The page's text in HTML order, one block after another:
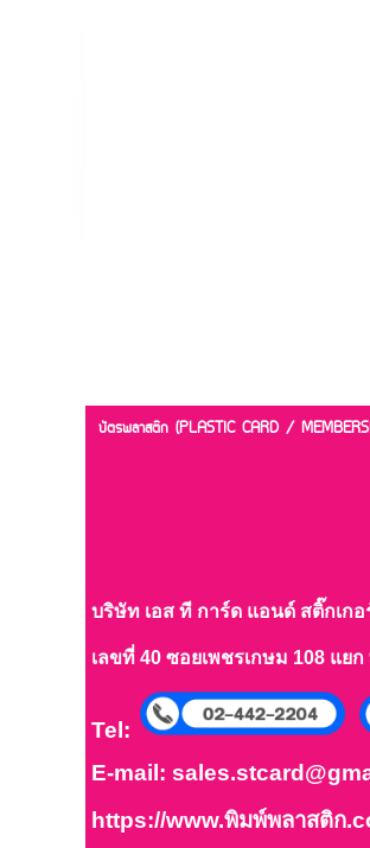
บัตรพลาสติก (PLASTIC CARD /
บริษัท เอส ที การ์ด แอนด์ สติ๊กเก
เลขที่ 40 ซอยเพชรเกษม 108 แย
Tel:
E-mail:
https://www.พิมพ์พลาสติก